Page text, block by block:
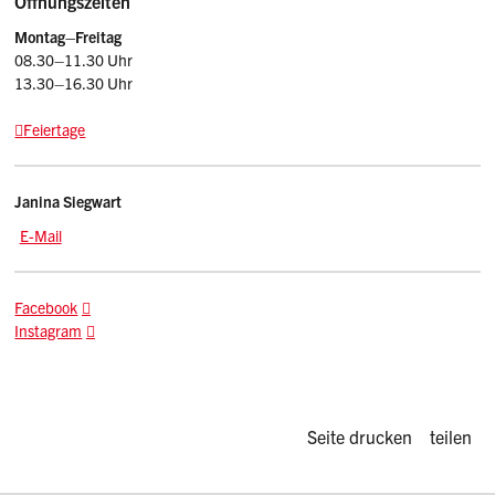
HODUFLU Basisanleitung
HODUFLU Benutzerhandbuch
Montag–Freitag
08.30–11.30 Uhr
13.30–16.30 Uhr
Feiertage
JaninaSiegwart
E-Mail: janina.siegwart
E-Mail
Facebook
Instagram
Diese Seite
Seite drucken teilen